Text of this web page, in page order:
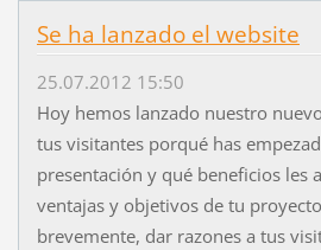
Se ha lanzado el website
25.07.2012 15:50
Hoy hemos lanzado nuestro
tus visitantes porqué has
presentación y qué beneficios les
ventajas y objetivos de tu
brevemente, dar razones a tus